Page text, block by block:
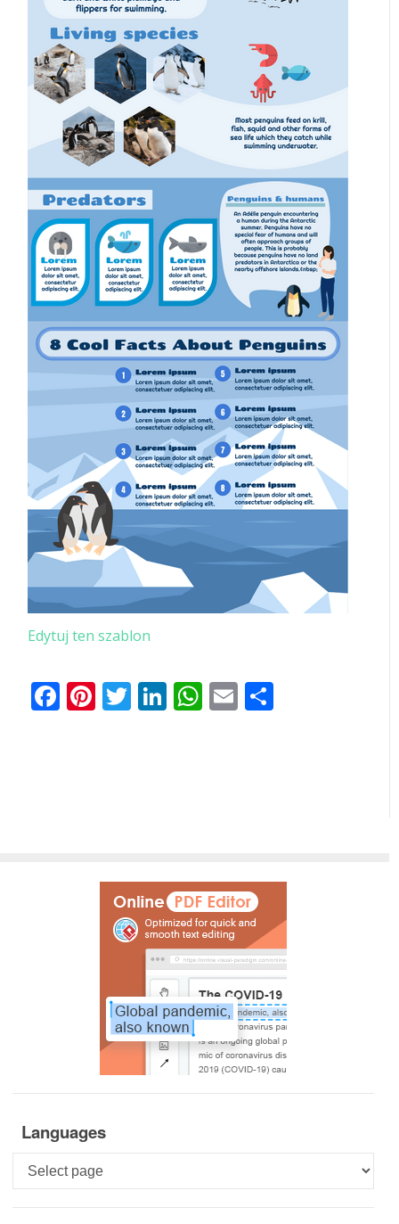
Edytuj ten szablon
Facebook
Pinterest
Twitter
LinkedIn
WhatsApp
Email
Languages
Languages